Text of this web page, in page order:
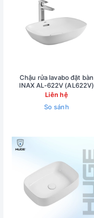
Chậu rửa lavabo đặt bàn
INAX AL-622V (AL622V)
Liên hệ
So sánh